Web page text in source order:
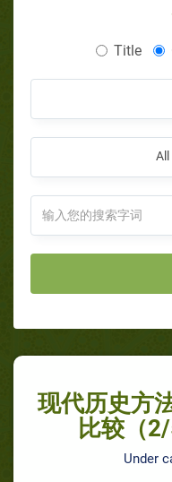
Title
现代历史方
比较（
Under